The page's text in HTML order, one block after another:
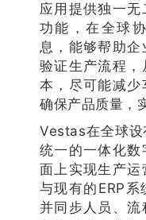
应用提供独一
功能，在全球
息，能够帮助
验证生产流程
本，尽可能减
确保产品质量，
Vestas在全球设
统一的一体化
面上实现生产
与现有的ERP系
并同步人员、